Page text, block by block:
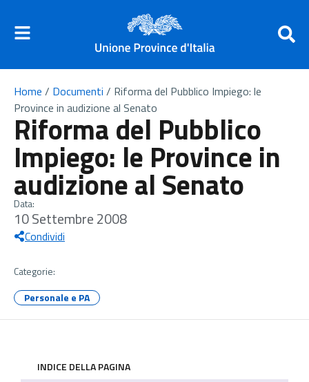
Home / Documenti / Riforma del Pubblico Impiego: le
Province in audizione al Senato
Riforma del Pubblico
Impiego: le Province in
audizione al Senato
Data:
10 Settembre 2008
Condividi
Categorie:
Personale e PA
INDICE DELLA PAGINA